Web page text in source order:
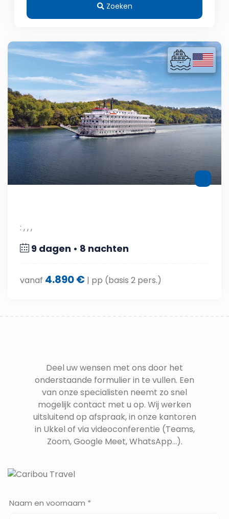
Zoeken
: , , ,
9 dagen • 8 nachten
vanaf 4.890 € | pp (basis 2 pers.)
Deel uw wensen met ons door het
onderstaande formulier in te vullen. Een
van onze specialisten neemt zo snel
mogelijk contact met u op. Wij werken
uitsluitend op afspraak, in onze kantoren
in Ukkel of via videoconferentie (Teams,
Zoom, Google Meet, WhatsApp...).
Naam en voornaam *